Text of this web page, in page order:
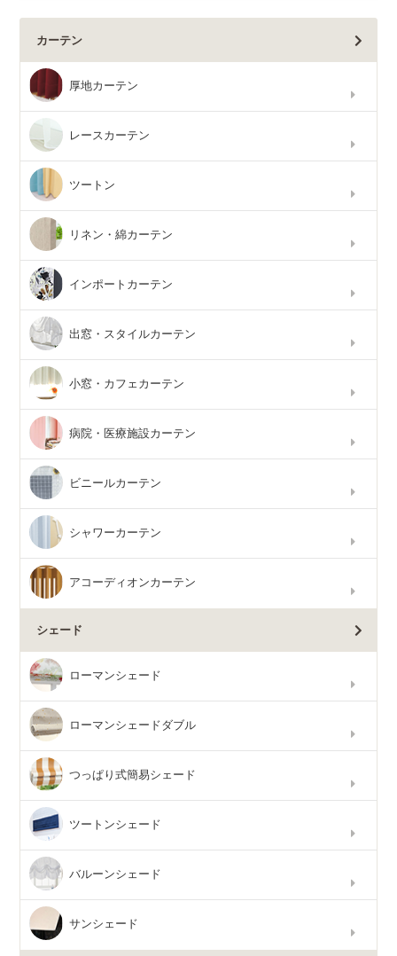
カーテン
厚地カーテン
レースカーテン
ツートン
リネン・綿カーテン
インポートカーテン
出窓・スタイルカーテン
小窓・カフェカーテン
病院・医療施設カーテン
ビニールカーテン
シャワーカーテン
アコーディオンカーテン
シェード
ローマンシェード
ローマンシェードダブル
つっぱり式簡易シェード
ツートンシェード
バルーンシェード
サンシェード